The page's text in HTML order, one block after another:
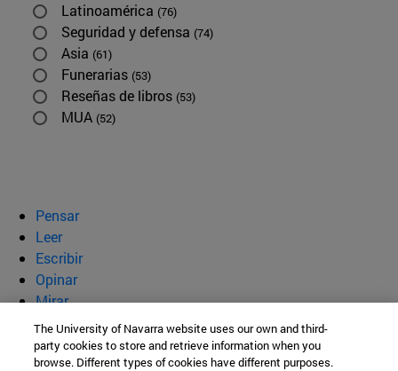
Latinoamérica (76)
Seguridad y defensa (74)
Asia (61)
Funerarias (53)
Reseñas de libros (53)
MUA (52)
Pensar
Leer
Escribir
Opinar
Mirar
Quiénes somos
BeBrave
The University of Navarra website uses our own and third-
party cookies to store and retrieve information when you
browse. Different types of cookies have different purposes.